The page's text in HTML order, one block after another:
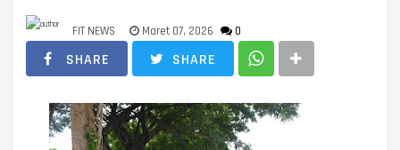
FIT NEWS Maret 07, 2026 0
SHARE SHARE